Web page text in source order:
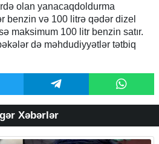
olan yanacaqdoldurma
benzin və 100 litrə qədər dizel
maksimum 100 litr benzin satır.
də məhdudiyyətlər tətbiq
Xəbərlər